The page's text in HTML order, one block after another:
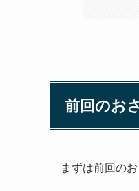
前回のお
まずは前回の